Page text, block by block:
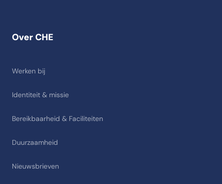
Over CHE
Werken bij
Identiteit & missie
Bereikbaarheid & Faciliteiten
Duurzaamheid
Nieuwsbrieven